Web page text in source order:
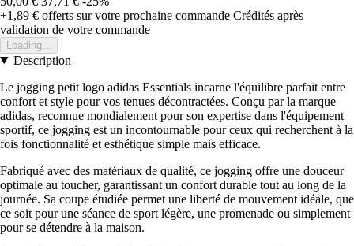
+1,89 € offerts sur votre prochaine commande Crédités après
validation de votre commande
Loading...
Description
Le jogging petit logo adidas Essentials incarne l'équilibre parfait entre
confort et style pour vos tenues décontractées. Conçu par la marque
adidas, reconnue mondialement pour son expertise dans l'équipement
sportif, ce jogging est un incontournable pour ceux qui recherchent à la
fois fonctionnalité et esthétique simple mais efficace.
Fabriqué avec des matériaux de qualité, ce jogging offre une douceur
optimale au toucher, garantissant un confort durable tout au long de la
journée. Sa coupe étudiée permet une liberté de mouvement idéale, que
ce soit pour une séance de sport légère, une promenade ou simplement
pour se détendre à la maison.